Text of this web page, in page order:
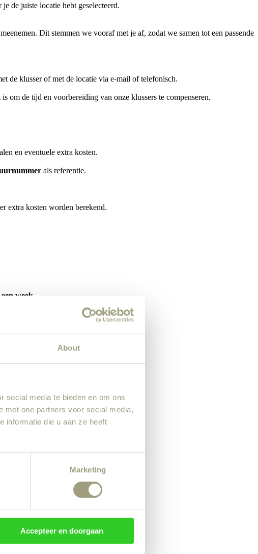
About
social media te bieden en om ons
met one partners voor social media,
informatie die u aan ze heeft
Marketing
Accepteer en doorgaan
de juiste locatie hebt geselecteerd.
Dit stemmen we vooraf met je af, zodat we samen tot een passende
de klusser of met de locatie via e-mail of telefonisch.
om de tijd en voorbereiding van onze klussers te compenseren.
en eventuele extra kosten.
als referentie.
extra kosten worden berekend.
week.